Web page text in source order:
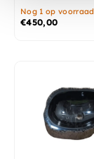
Nog 1 op voorraad
€450,00